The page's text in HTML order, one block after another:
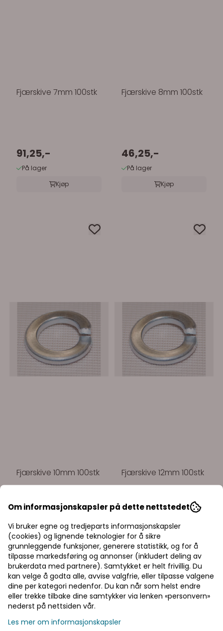
Fjærskive 7mm 100stk
91,25,-
På lager
Kjøp
Fjærskive 8mm 100stk
46,25,-
På lager
Kjøp
Fjærskive 10mm 100stk
72,50,-
På lager
Kjøp
Fjærskive 12mm 100stk
85,00,-
På lager
Kjøp
Priser inkl. eller
ekskl. mva
velge om du vil se
Om informasjonskapsler på dette nettstedet
Vi bruker egne og tredjeparts informasjonskapsler
(cookies) og lignende teknologier for å sikre
grunnleggende funksjoner, generere statistikk, og for å
tilpasse markedsføring og annonser (inkludert deling av
brukerdata med partnere). Samtykket er helt frivillig. Du
kan velge å godta alle, avvise valgfrie, eller tilpasse valgene
dine per kategori nedenfor. Du kan når som helst endre
eller trekke tilbake dine samtykker via lenken «personvern»
nederst på nettsiden vår.
Les mer om informasjonskapsler